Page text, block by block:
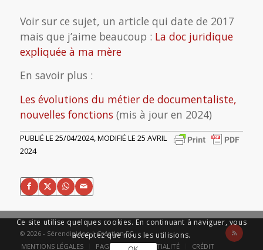
Voir sur ce sujet, un article qui date de 2017
mais que j’aime beaucoup : La doc juridique
expliquée à ma mère
En savoir plus :
Les évolutions du métier de documentaliste,
nouvelles fonctions (mis à jour en 2024)
PUBLIÉ LE 25/04/2024, MODIFIÉ LE 25 AVRIL
2024
© 2026 - Sérendipidoc |Création FC
MENTIONS LÉGALES
PAGE DE CONFIDENTIALITÉ CRÉDIT
Ce site utilise quelques cookies. En continuant à naviguer, vous
acceptez que nous les utilisions.